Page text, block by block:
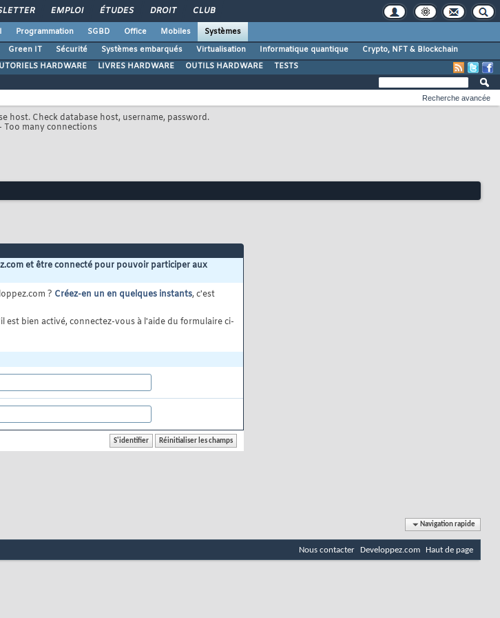
EMPLOI ÉTUDES DROIT CLUB
Programmation SGBD Office Mobiles
Systèmes
Green IT Sécurité Systèmes embarqués Virtualisation Informatique quantique
Crypto, NFT & Blockchain
HARDWARE LIVRES HARDWARE OUTILS HARDWARE TESTS
host. Check database host, username, password.
Too many connections
Recherche avancée
et être connecté pour pouvoir participer aux
? Créez-en un en quelques instants, c'est
est bien activé, connectez-vous à l'aide du formulaire ci-
Navigation rapide
Nous contacter Developpez.com Haut de page